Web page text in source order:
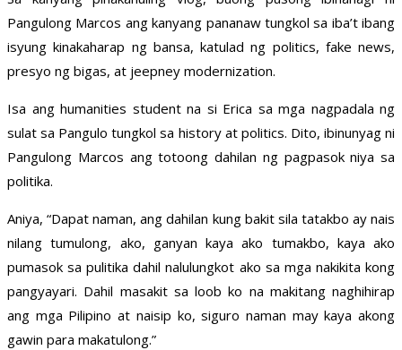
Pangulong Marcos ang kanyang pananaw tungkol sa iba’t ibang
isyung kinakaharap ng bansa, katulad ng politics, fake news,
presyo ng bigas, at jeepney modernization.
Isa ang humanities student na si Erica sa mga nagpadala ng
sulat sa Pangulo tungkol sa history at politics. Dito, ibinunyag ni
Pangulong Marcos ang totoong dahilan ng pagpasok niya sa
politika.
Aniya, “Dapat naman, ang dahilan kung bakit sila tatakbo ay nais
nilang tumulong, ako, ganyan kaya ako tumakbo, kaya ako
pumasok sa pulitika dahil nalulungkot ako sa mga nakikita kong
pangyayari. Dahil masakit sa loob ko na makitang naghihirap
ang mga Pilipino at naisip ko, siguro naman may kaya akong
gawin para makatulong.”